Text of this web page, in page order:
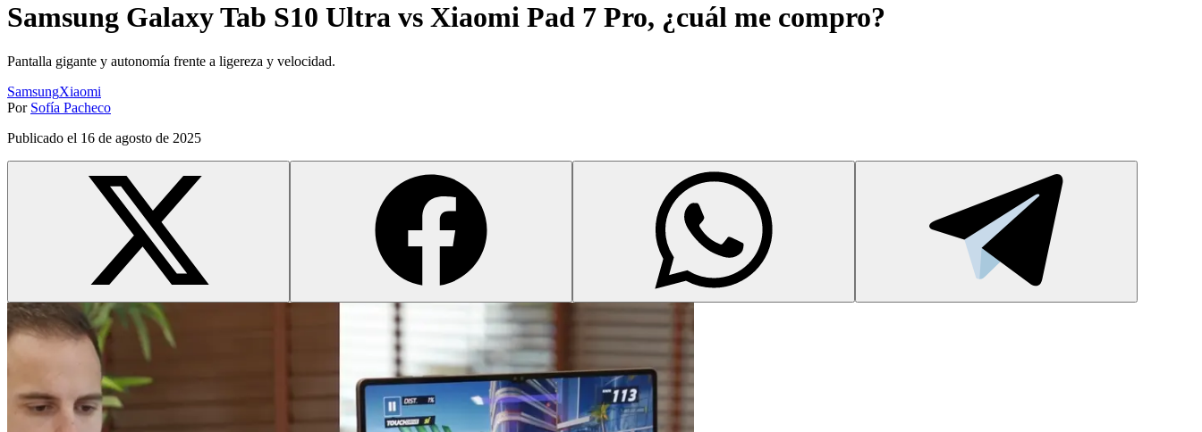
Samsung Galaxy Tab S10 Ultra vs Xiaomi Pad 7 Pro, ¿cuál me compro?
Pantalla gigante y autonomía frente a ligereza y velocidad.
SamsungXiaomi
Por Sofía Pacheco
Publicado el 16 de agosto de 2025